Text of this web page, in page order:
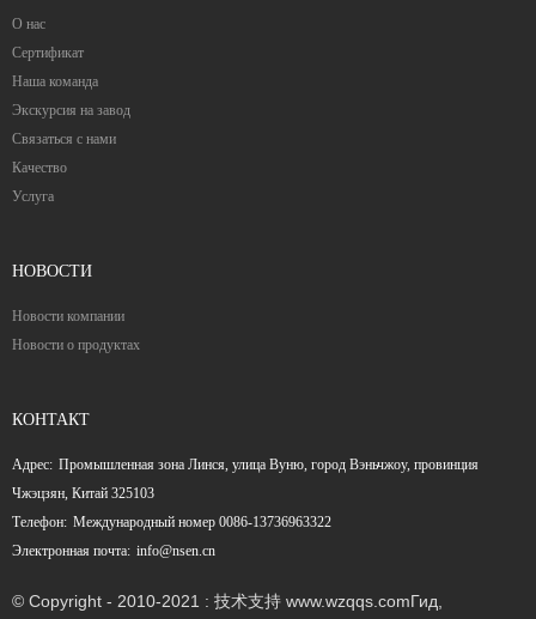
О нас
Сертификат
Наша команда
Экскурсия на завод
Связаться с нами
Качество
Услуга
НОВОСТИ
Новости компании
Новости о продуктах
КОНТАКТ
Адрес: Промышленная зона Линся, улица Вуню, город Вэньчжоу, провинция
Чжэцзян, Китай 325103
Телефон: Международный номер 0086-13736963322
Электронная почта: info@nsen.cn
© Copyright - 2010-2021 : 技术支持 www.wzqqs.comГид